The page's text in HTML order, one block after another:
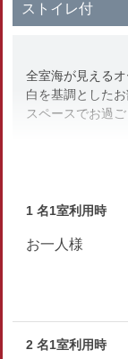
ストイレ付
全室海が見えるオ
白を基調とした
スペースでお過ご
※3名様でご利用
めご了承ください
1 名1室利用時
お一人様
2 名1室利用時